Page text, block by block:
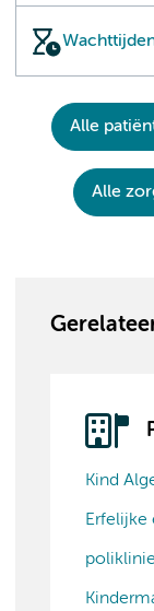
Alle
Alle
Kind
Erfelijke